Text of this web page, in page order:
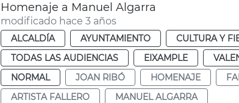
Homenaje a Manuel Algarra
modificado hace 3 años
ALCALDÍA AYUNTAMIENTO CULTURA Y
TODAS LAS AUDIENCIAS
EIXAMPLE
NORMAL
JOAN RIBÓ HOMENAJE
ARTISTA FALLERO
MANUEL ALGARRA